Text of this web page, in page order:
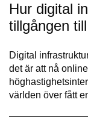
Hur digital
tillgången
Digital
det är att nå
världen över fått